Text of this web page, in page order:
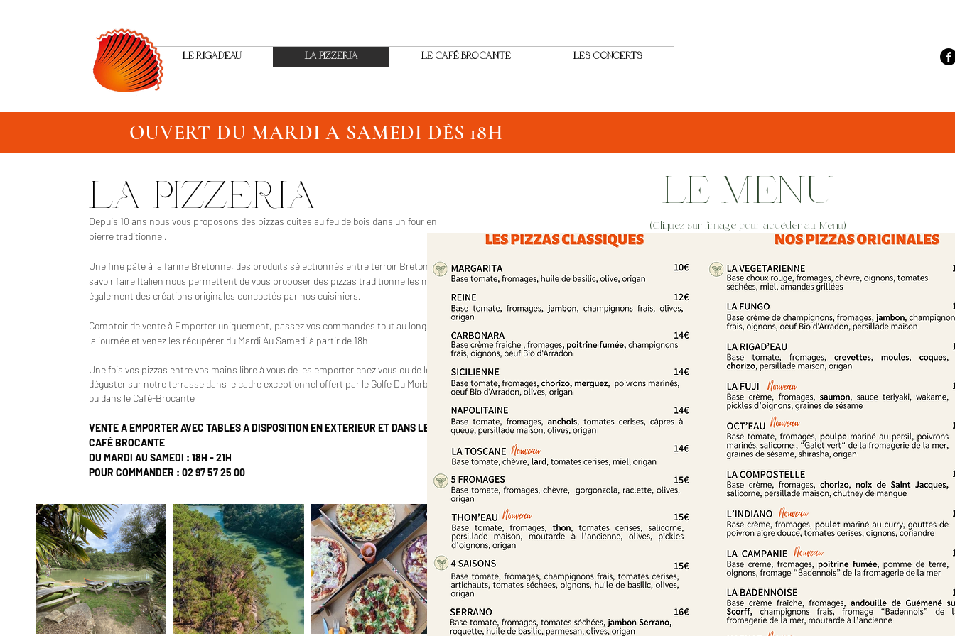
LE RIGAD'EAU LA PIZZERIA LE CAFÉ BROCANTE LES CONCERTS
OUVERT DU MARDI A SAMEDI DÈS 18H
Depuis 10 ans nous vous proposons des pizzas cuites au feu de bois dans un four en
pierre traditionnel.
Une fine pâte à la farine Bretonne, des produits sélectionnés entre terroir Breton et
savoir faire Italien nous permettent de vous proposer des pizzas traditionnelles mais
également des créations originales concoctés par nos cuisiniers.
Comptoir de vente à Emporter uniquement, passez vos commandes tout au long de
la journée et venez les récupérer du Mardi Au Samedi à partir de 18h
Une fois vos pizzas entre vos mains libre à vous de les emporter chez vous ou de les
déguster sur notre terrasse dans le cadre exceptionnel offert par le Golfe Du Morbihan
ou dans le Café-Brocante
VENTE A EMPORTER AVEC TABLES A DISPOSITION EN EXTERIEUR ET DANS LE
CAFÉ BROCANTE
DU MARDI AU SAMEDI : 18H - 21H
POUR COMMANDER : 02 97 57 25 00
LA PIZZERIA LE MENU
(Cliquez sur l'image pour accéder au Menu)